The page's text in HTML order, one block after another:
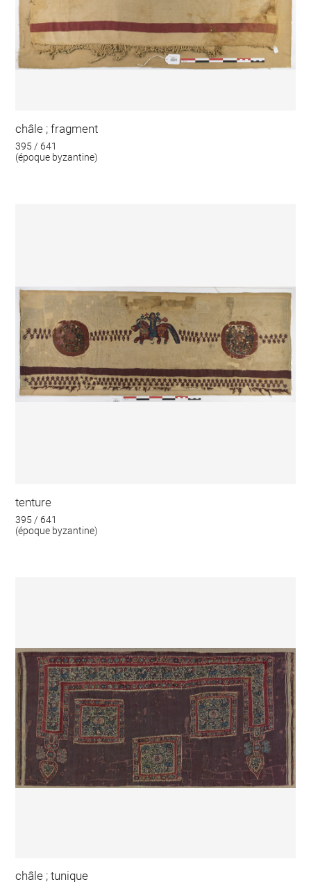
châle ; fragment
395 / 641
(époque byzantine)
tenture
395 / 641
(époque byzantine)
châle ; tunique